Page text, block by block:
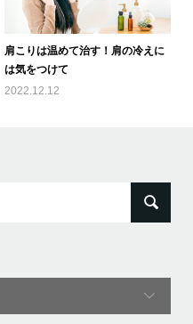
肩こりは温めて治す！肩の冷えに
は気をつけて
2022.12.12